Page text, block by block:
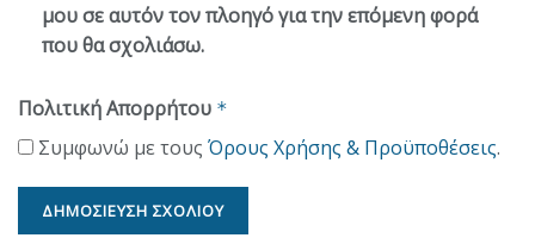
μου σε αυτόν τον πλοηγό για την επόμενη φορά
που θα σχολιάσω.
Πολιτική Απορρήτου *
Συμφωνώ με τους Όρους Χρήσης & Προϋποθέσεις.